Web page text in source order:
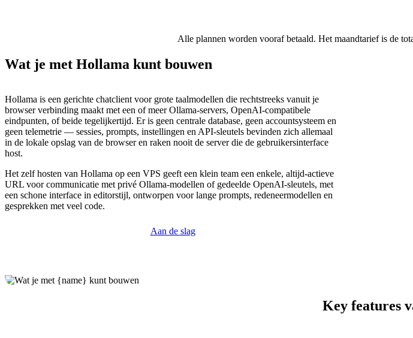
Alle plannen worden vooraf betaald. Het maandtarief is de
Wat je met Hollama kunt bouwen
Hollama is een gerichte chatclient voor grote taalmodellen die rechtstreeks vanuit je
browser verbinding maakt met een of meer Ollama-servers, OpenAI-compatibele
eindpunten, of beide tegelijkertijd. Er is geen centrale database, geen accountsysteem en
geen telemetrie — sessies, prompts, instellingen en API-sleutels bevinden zich allemaal
in de lokale opslag van de browser en raken nooit de server die de gebruikersinterface
host.
Het zelf hosten van Hollama op een VPS geeft een klein team een enkele, altijd-actieve
URL voor communicatie met privé Ollama-modellen of gedeelde OpenAI-sleutels, met
een schone interface in editorstijl, ontworpen voor lange prompts, redeneermodellen en
gesprekken met veel code.
Aan de slag
Key features